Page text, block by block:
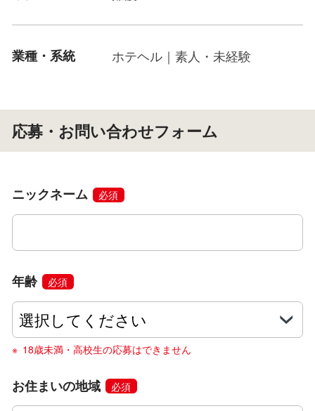
業種・系統 ホテヘル｜素人・未経験
応募・お問い合わせフォーム
ニックネーム 必須
年齢 必須
18歳未満・高校生の応募はできません
お住まいの地域 必須